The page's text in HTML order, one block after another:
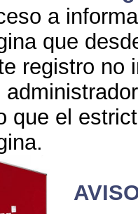
a
que
registro no
que el